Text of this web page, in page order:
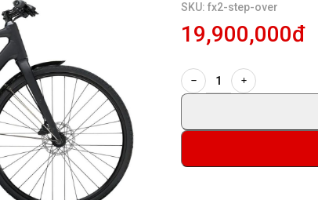
SKU: fx2-step-over
19,900,000đ